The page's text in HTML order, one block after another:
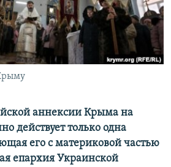
КРЫМА
аннексии Крыма на
действует только одна
его с материковой частью
епархия Украинской